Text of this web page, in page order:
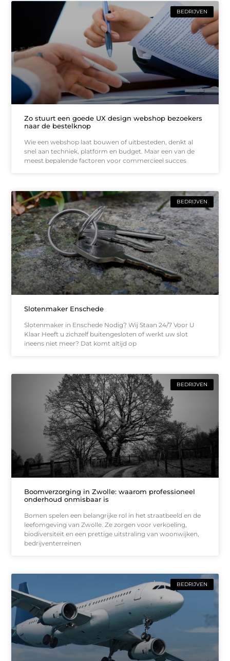
BEDRIJVEN
Zo stuurt een goede UX design webshop bezoekers
naar de bestelknop
Wie een webshop laat bouwen of uitbesteden, denkt al
snel aan techniek, platform en budget. Maar een van de
meest bepalende factoren voor commercieel succes
BEDRIJVEN
Slotenmaker Enschede
Slotenmaker in Enschede Nodig? Wij Staan 24/7 Voor U
Klaar Heeft u zichzelf buitengesloten of werkt uw slot
ineens niet meer? Dat komt altijd op
BEDRIJVEN
Boomverzorging in Zwolle: waarom professioneel
onderhoud onmisbaar is
Bomen spelen een belangrijke rol in het straatbeeld en de
leefomgeving van Zwolle. Ze zorgen voor verkoeling,
biodiversiteit en een prettige uitstraling van woonwijken,
bedrijventerreinen
BEDRIJVEN